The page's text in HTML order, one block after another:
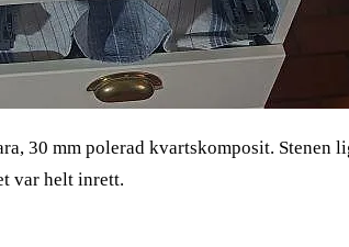
30 mm polerad kvartskomposit.
var helt inrett.